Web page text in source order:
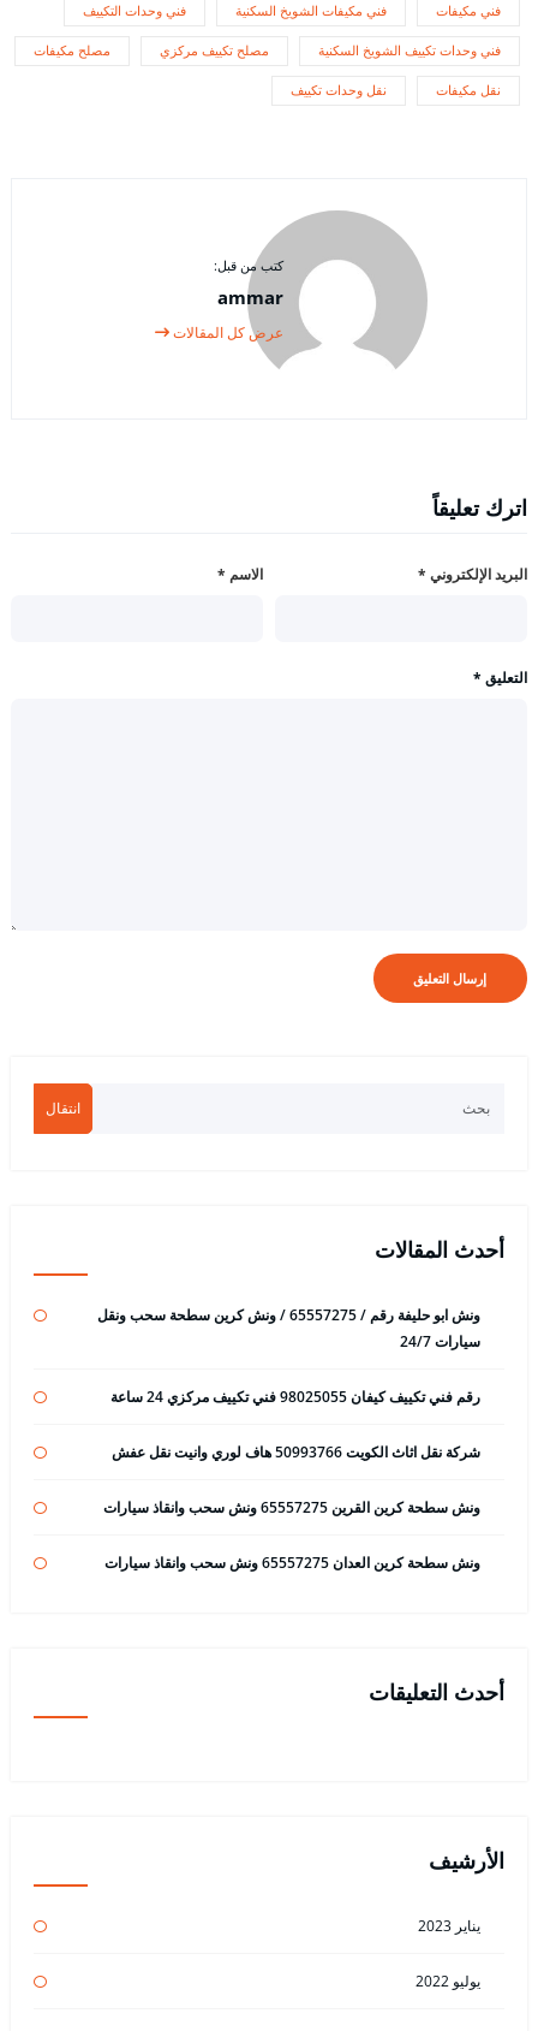
فني مكيفات فني مكيفات الشويخ السكنية فني وحدات التكييف
فني وحدات تكييف الشويخ السكنية مصلح تكييف مركزي مصلح مكيفات
نقل مكيفات نقل وحدات تكييف
كتب من قبل:
ammar
عرض كل المقالات
اترك تعليقاً
الاسم * البريد الإلكتروني *
التعليق *
انتقال
أحدث المقالات
ونش ابو حليفة رقم / 65557275 / ونش كرين سطحة سحب ونقل
سيارات 24/7
رقم فني تكييف كيفان 98025055 فني تكييف مركزي 24 ساعة
شركة نقل اثاث الكويت 50993766 هاف لوري وانيت نقل عفش
ونش سطحة كرين القرين 65557275 ونش سحب وانقاذ سيارات
ونش سطحة كرين العدان 65557275 ونش سحب وانقاذ سيارات
أحدث التعليقات
الأرشيف
يناير 2023
يوليو 2022